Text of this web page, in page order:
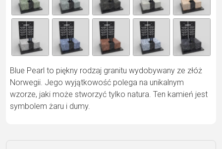
Blue Pearl to piękny rodzaj granitu wydobywany ze złóż
Norwegii. Jego wyjątkowość polega na unikalnym
wzorze, jaki może stworzyć tylko natura. Ten kamień jest
symbolem żaru i dumy.
e